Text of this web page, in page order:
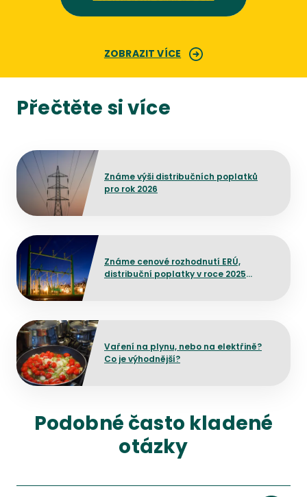
ZOBRAZIT VÍCE
Přečtěte si více
Známe výši distribučních poplatků
pro rok 2026
Přejít na detail článku
Známe cenové rozhodnutí ERÚ,
distribuční poplatky v roce 2025
Přejít na detail článku
Vaření na plynu, nebo na elektřině?
Co je výhodnější?
Přejít na detail článku
Podobné často kladené
otázky